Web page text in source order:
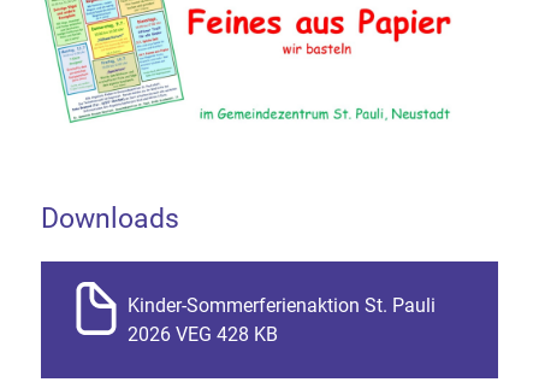
Downloads
Kinder-Sommerferienaktion St. Pauli
2026 VEG 428 KB